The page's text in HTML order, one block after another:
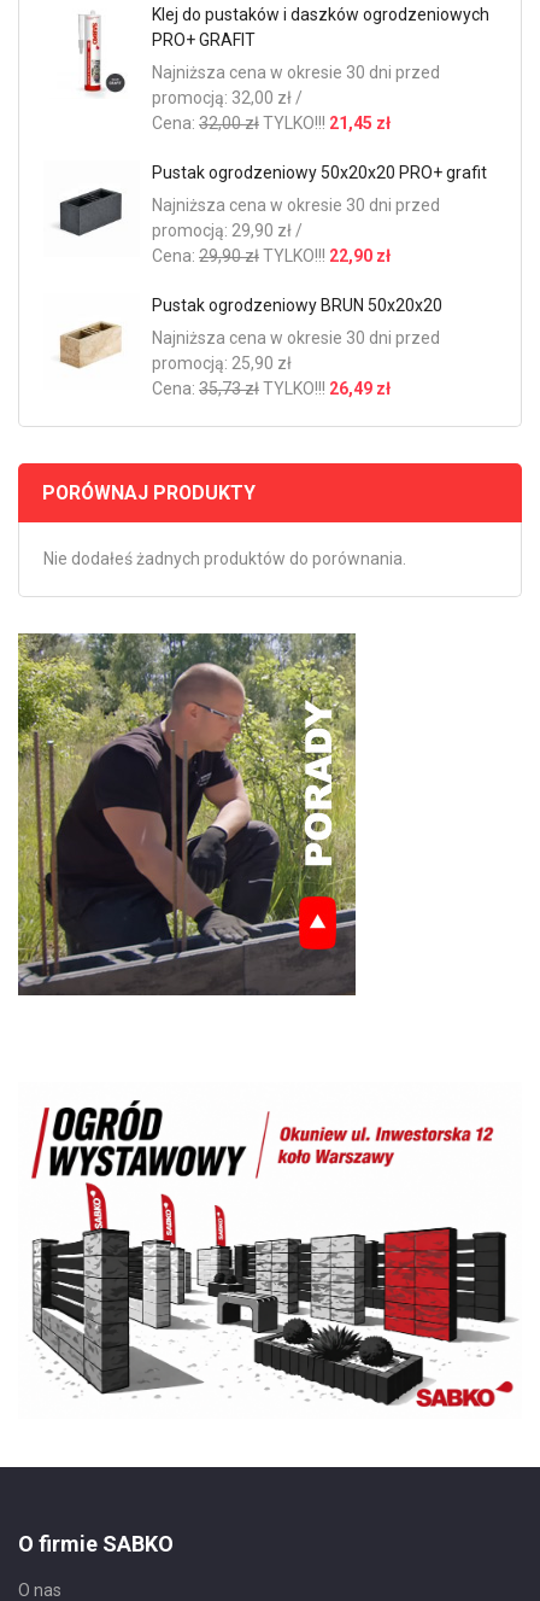
Klej do pustaków i daszków ogrodzeniowych
PRO+ GRAFIT
Najniższa cena w okresie 30 dni przed
promocją: 32,00 zł /
Cena: 32,00 złTYLKO!!! 21,45 zł
Pustak ogrodzeniowy 50x20x20 PRO+ grafit
Najniższa cena w okresie 30 dni przed
promocją: 29,90 zł /
Cena: 29,90 złTYLKO!!! 22,90 zł
Pustak ogrodzeniowy BRUN 50x20x20
Najniższa cena w okresie 30 dni przed
promocją: 25,90 zł
Cena: 35,73 złTYLKO!!! 26,49 zł
PORÓWNAJ PRODUKTY
Nie dodałeś żadnych produktów do porównania.
O firmie SABKO
O nas